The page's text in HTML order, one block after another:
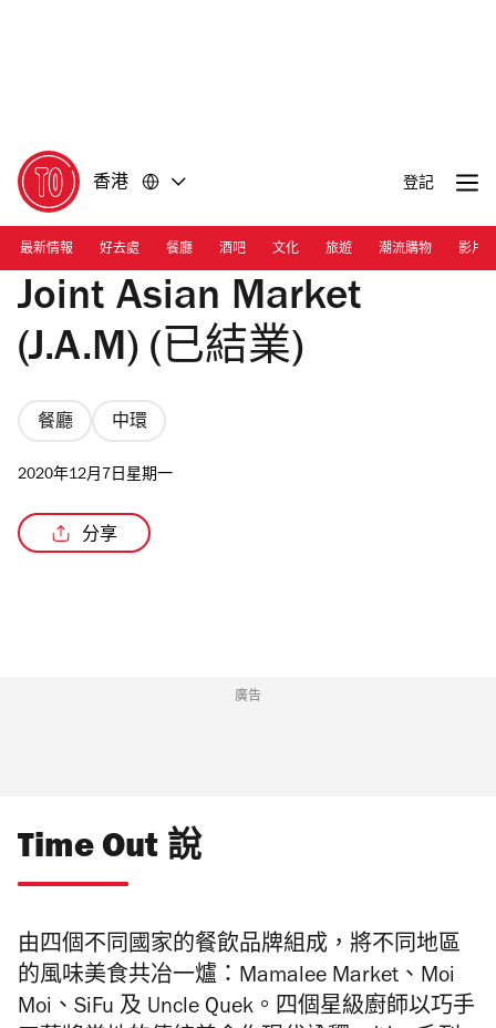
香港 登記
最新情報 好去處 餐廳 酒吧 文化 旅遊 潮流購物 影片
Joint Asian Market
(J.A.M) (已結業)
餐廳 中環
2020年12月7日星期一
分享
廣告
Time Out 說
由四個不同國家的餐飲品牌組成，將不同地區
的風味美食共冶一爐： Mamalee Market 、 Moi
Moi 、 SiFu 及 Uncle Quek 。四個星級廚師以巧手